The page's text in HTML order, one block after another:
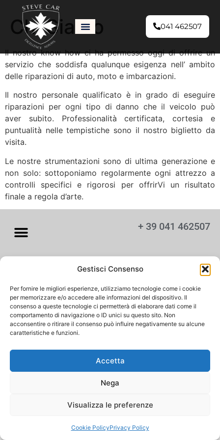
Gestisci Consenso
Per fornire le migliori esperienze, utilizziamo tecnologie come i cookie
per memorizzare e/o accedere alle informazioni del dispositivo. Il
consenso a queste tecnologie ci permetterà di elaborare dati come il
comportamento di navigazione o ID unici su questo sito. Non
acconsentire o ritirare il consenso può influire negativamente su alcune
caratteristiche e funzioni.
Accetta
Nega
Visualizza le preferenze
Cookie PolicyPrivacy Policy
041 462507
Chi Siamo
Il nostro know how ci ha permesso oggi di offrire un
servizio che soddisfa qualunque esigenza nell’ ambito
delle riparazioni di auto, moto e imbarcazioni.
Il nostro personale qualificato è in grado di eseguire
riparazioni per ogni tipo di danno che il veicolo può
aver subito. Professionalità certificata, cortesia e
puntualità nelle tempistiche sono il nostro biglietto da
visita.
Le nostre strumentazioni sono di ultima generazione e
non solo: sottoponiamo regolarmente ogni attrezzo a
controlli specifici e rigorosi per offrirVi un risultato
finale a regola d’arte.
+ 39 041 462507
Menegatto Stefano e Alberto | Via
(VE) | P.I. 04306180276
Sito web creato da Orezero Digital
Agency